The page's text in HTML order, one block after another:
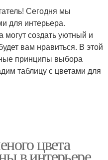
Сегодня мы
для интерьера.
могут создать уютный и
вам нравиться. В этой
принципы выбора
таблицу с цветами для
цвета
в интерьере